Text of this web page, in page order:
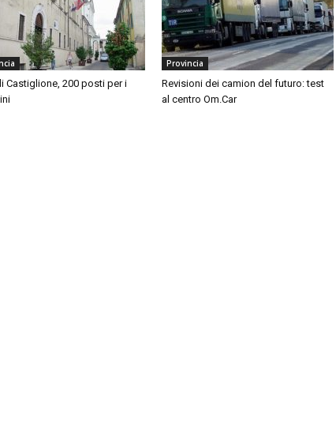
Castiglione, 200 posti per i
Provincia
Revisioni dei camion del futuro: test
al centro Om.Car